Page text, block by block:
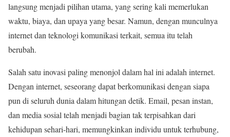
langsung menjadi pilihan utama, yang sering kali memerlukan
waktu, biaya, dan upaya yang besar. Namun, dengan munculnya
internet dan teknologi komunikasi terkait, semua itu telah
berubah.
Salah satu inovasi paling menonjol dalam hal ini adalah internet.
Dengan internet, seseorang dapat berkomunikasi dengan siapa
pun di seluruh dunia dalam hitungan detik. Email, pesan instan,
dan media sosial telah menjadi bagian tak terpisahkan dari
kehidupan sehari-hari, memungkinkan individu untuk terhubung,